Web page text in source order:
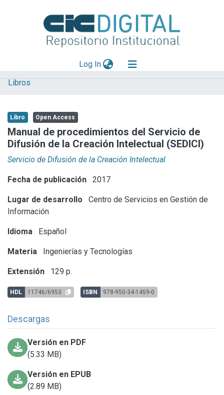
Log In(current)
Explorar
Aportar material
Statistics
Libros
Libro Open Access
Manual de procedimientos del Servicio de
Difusión de la Creación Intelectual (SEDICI)
Servicio de Difusión de la Creación Intelectual
Fecha de publicación 2017
Lugar de desarrollo
Centro de Servicios en Gestión de
Información
Idioma Español
Materia Ingenierías y Tecnologías
Extensión 129 p.
HDL 11746/6953 ISBN 978-950-34-1459-0
Descargas
Versión en PDF
(5.33 MB)
Versión en EPUB
(2.89 MB)